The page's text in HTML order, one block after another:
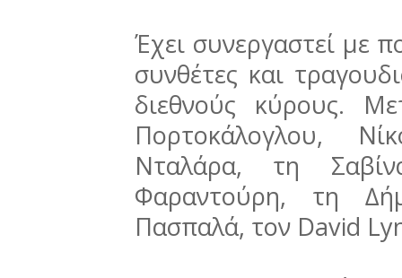
Έχει συνεργαστεί µε
συνθέτες και
διεθνούς κύρους.
Πορτοκάλογλου,
Νταλάρα, τη
Φαραντούρη, τη
Πασπαλά, τον David